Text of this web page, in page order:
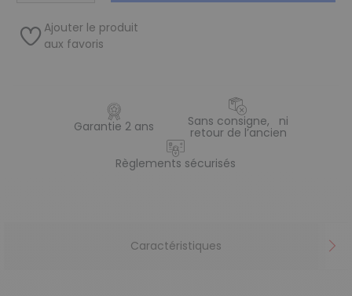
Ajouter le produit
aux favoris
Garantie 2 ans Sans consigne, ni
retour de l’ancien
Règlements sécurisés
Caractéristiques